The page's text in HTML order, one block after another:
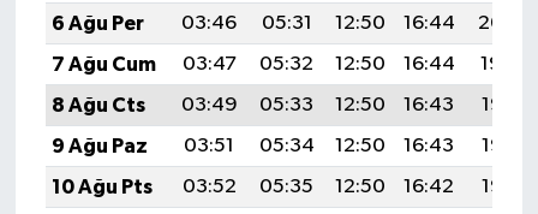
6 Ağu Per
03:46 05:31 12:50 16:44
20:00
7 Ağu Cum
03:47 05:32 12:50 16:44
19:59
8 Ağu Cts
03:49 05:33 12:50 16:43
19:58
9 Ağu Paz
03:51 05:34 12:50 16:43
19:56
10 Ağu Pts
03:52 05:35 12:50 16:42
19:55